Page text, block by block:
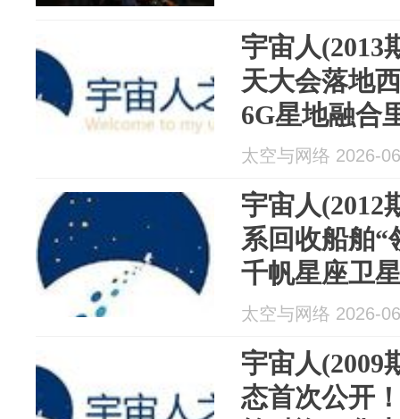
宇宙人(2013
天大会落地
6G星地融合
明年预算获
部预算首破
太空与网络 2026-
宇宙人(2012
系回收船舶“
千帆星座卫
相；郭帆官
地球3》并已
太空与网络 2026-
宇宙人(2009
态首次公开